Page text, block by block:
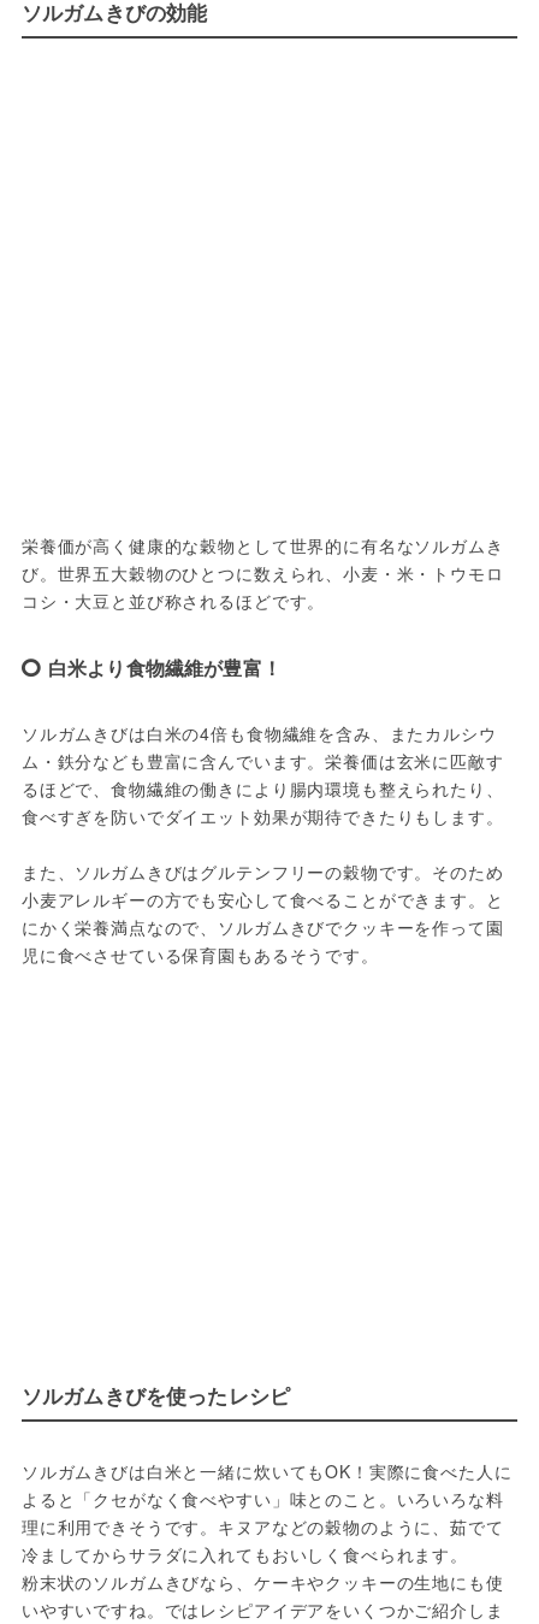
ソルガムきびの効能
栄養価が高く健康的な穀物として世界的に有名なソルガムき
び。世界五大穀物のひとつに数えられ、小麦・米・トウモロ
コシ・大豆と並び称されるほどです。
白米より食物繊維が豊富！
ソルガムきびは白米の4倍も食物繊維を含み、またカルシウ
ム・鉄分なども豊富に含んでいます。栄養価は玄米に匹敵す
るほどで、食物繊維の働きにより腸内環境も整えられたり、
食べすぎを防いでダイエット効果が期待できたりもします。
また、ソルガムきびはグルテンフリーの穀物です。そのため
小麦アレルギーの方でも安心して食べることができます。と
にかく栄養満点なので、ソルガムきびでクッキーを作って園
児に食べさせている保育園もあるそうです。
ソルガムきびを使ったレシピ
ソルガムきびは白米と一緒に炊いてもOK！実際に食べた人に
よると「クセがなく食べやすい」味とのこと。いろいろな料
理に利用できそうです。キヌアなどの穀物のように、茹でて
冷ましてからサラダに入れてもおいしく食べられます。
粉末状のソルガムきびなら、ケーキやクッキーの生地にも使
いやすいですね。ではレシピアイデアをいくつかご紹介しま